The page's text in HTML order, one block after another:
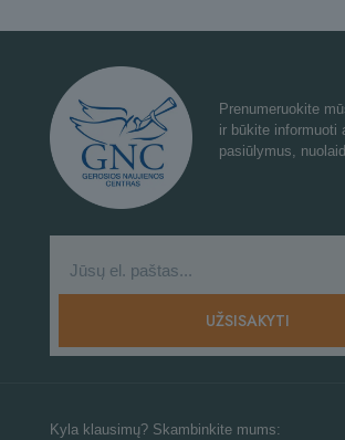
Prenumeruokite
ir būkite informuoti
pasiūlymus,
Kyla klausimų? Skambinkite mums: